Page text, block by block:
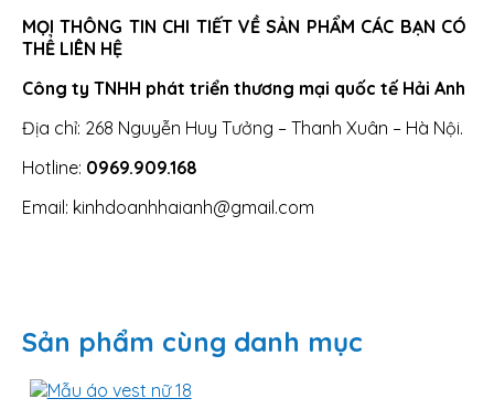
MỌI THÔNG TIN CHI TIẾT VỀ SẢN PHẨM CÁC BẠN CÓ
THỂ LIÊN HỆ
Công ty TNHH phát triển thương mại quốc tế Hải Anh
Địa chỉ: 268 Nguyễn Huy Tưởng – Thanh Xuân – Hà Nội.
Hotline: 0969.909.168
Email: kinhdoanhhaianh@gmail.com
Sản phẩm cùng danh mục